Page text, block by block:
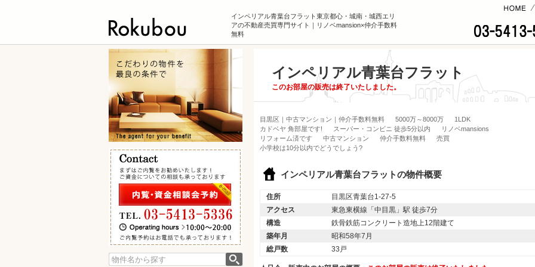
インペリアル青葉台フラット東京都心・城南・城西エリ
アの不動産売買専門サイト｜リノベmansion×仲介手数料
無料
コンテンツ
インペリアル青葉台フラット
このお部屋の販売は終了いたしました。
目黒区｜中古マンション｜仲介手数料無料 5000万～8000万
1LDK
カドベヤ 角部屋です!
スーパー・コンビニ 徒歩5分以内
リノベmansions
リフォーム済です
中古マンション 仲介手数料無料
売買
小学校は10分以内でどうでしょう?
インペリアル青葉台フラットの物件概要
住所
目黒区青葉台1-27-5
アクセス
東急東横線「中目黒」駅 徒歩7分
構造
鉄骨鉄筋コンクリート造地上12階建て
築年月
昭和58年7月
総戸数
33戸
検索: